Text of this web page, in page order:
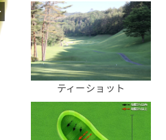
ティーショット